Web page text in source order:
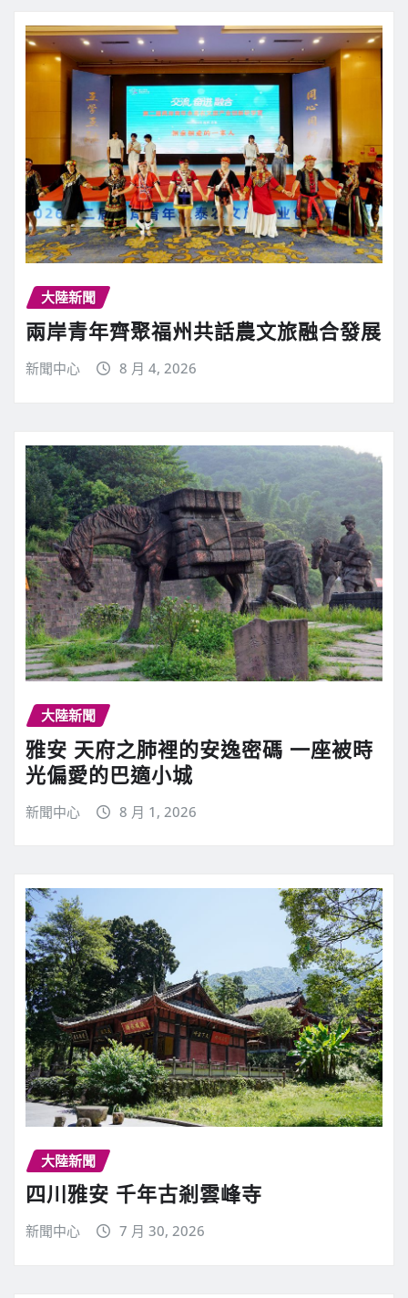
大陸新聞
兩岸青年齊聚福州共話農文旅融合發展
新聞中心 8 月 4, 2026
大陸新聞
雅安 天府之肺裡的安逸密碼 一座被時
光偏愛的巴適小城
新聞中心 8 月 1, 2026
大陸新聞
四川雅安 千年古剎雲峰寺
新聞中心 7 月 30, 2026